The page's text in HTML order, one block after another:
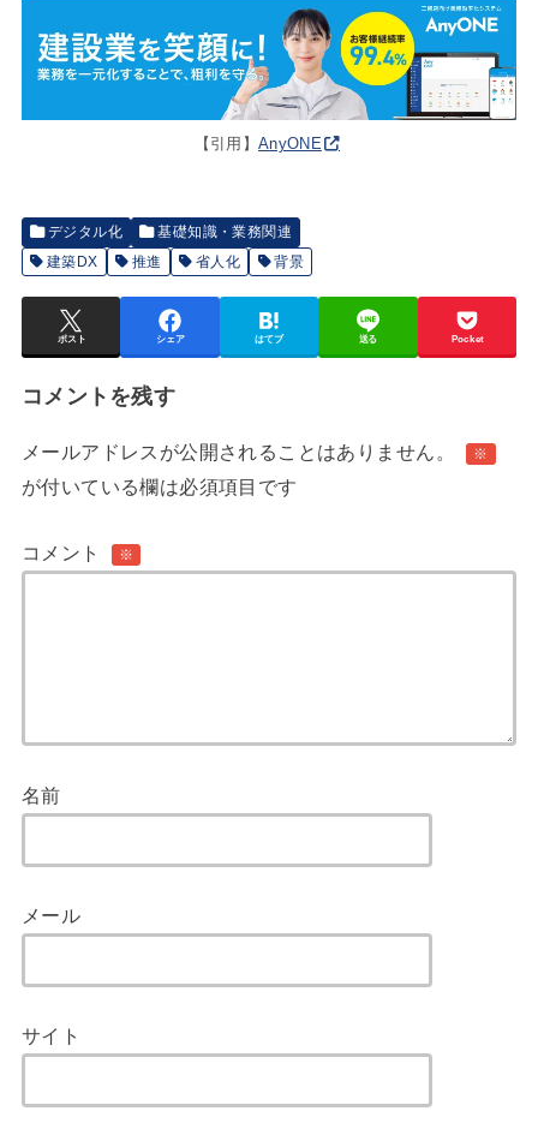
【引用】AnyONE
デジタル化
基礎知識・業務関連
建築DX
推進 省人化 背景
ポスト シェア はてブ 送る Pocket
コメントを残す
メールアドレスが公開されることはありません。 ※
が付いている欄は必須項目です
コメント ※
名前
メール
サイト